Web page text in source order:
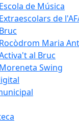
Escola de Música
Extraescolars de
Bruc
Rocòdrom Maria
al Bruc
Moreneta Swing